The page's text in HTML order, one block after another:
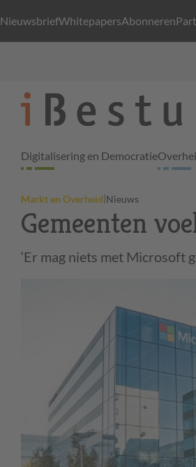
NieuwsbriefWhitepapersAbonneren
Digitalisering en Democratie
Markt en Overheid|Nieuws
Gemeenten
‘Er mag niets met Microsoft